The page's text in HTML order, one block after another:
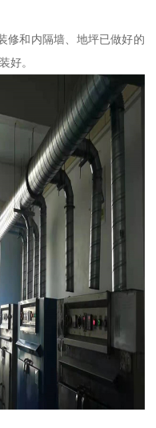
修和内隔墙、地坪已做好的
好。